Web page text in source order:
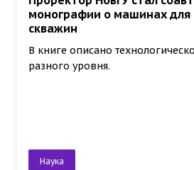
монографии о машинах для
скважин
В книге описано
разного уровня.
Наука